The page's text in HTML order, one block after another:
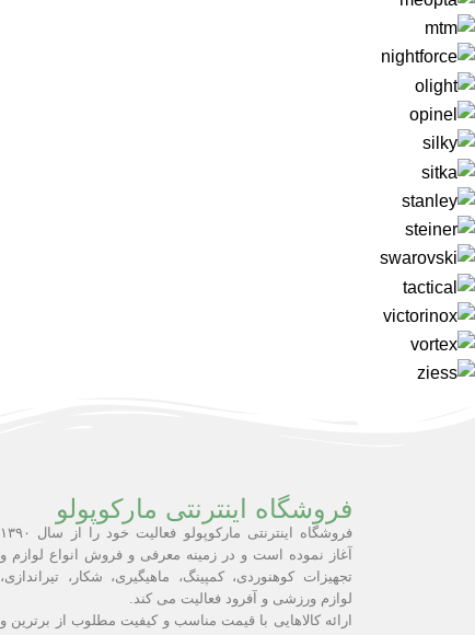
فروشگاه اینترنتی مارکوپولو
فروشگاه اینترنتی مارکوپولو فعالیت خود را از سال ۱۳۹۰
آغاز نموده است و در زمینه معرفی و فروش انواع لوازم و
تجهیزات کوهنوردی، کمپینگ، ماهیگیری، شکار، تیراندازی،
لوازم ورزشی و آفرود فعالیت می کند.
ارائه کالاهایی با قیمت مناسب و کیفیت مطلوب از برترین و